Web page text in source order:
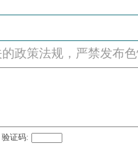
政策法规，严禁发布
验证码: